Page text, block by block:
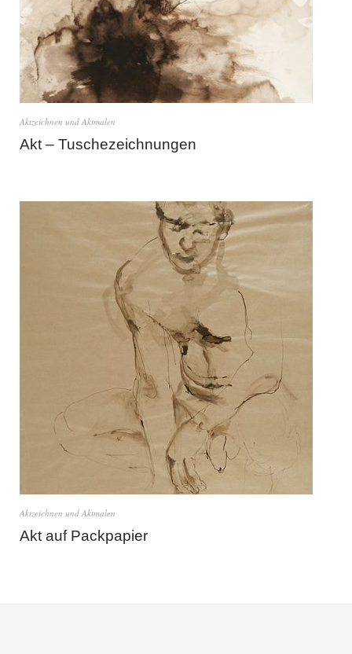
Aktzeichnen und Aktmalen
Akt – Tuschezeichnungen
Aktzeichnen und Aktmalen
Akt auf Packpapier